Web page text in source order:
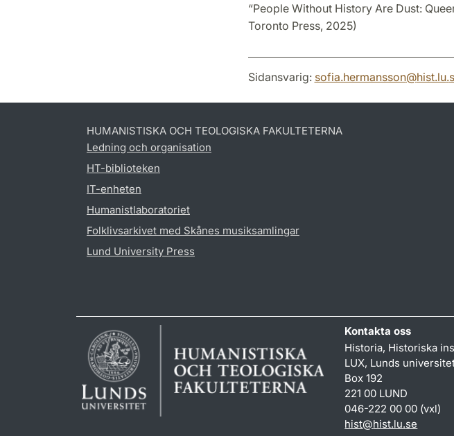
“People Without History Are Dust:
Toronto Press, 2025)
Sidansvarig: sofia.hermansson@hist.lu.
HUMANISTISKA OCH TEOLOGISKA FAKULTETERNA
Ledning och organisation
HT-biblioteken
IT-enheten
Humanistlaboratoriet
Folklivsarkivet med Skånes musiksamlingar
Lund University Press
Kontakta oss
Historia, Historiska
LUX, Lunds
Box 192
221 00 LUND
046-222 00 00 (vxl)
hist@hist.lu.se